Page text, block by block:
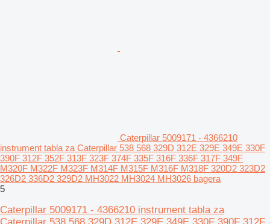
Caterpillar 5009171 - 4366210
instrument tabla za Caterpillar 538 568 329D 312E 329E 349E 330F
390F 312F 352F 313F 323F 374F 335F 316F 336F 317F 349F
M320F M322F M323F M314F M315F M316F M318F 320D2 323D2
326D2 336D2 329D2 MH3022 MH3024 MH3026 bagera
5
Caterpillar 5009171 - 4366210 instrument tabla za